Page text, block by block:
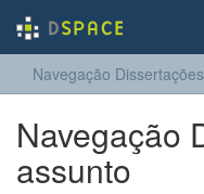
Navegação
Navegação
assunto